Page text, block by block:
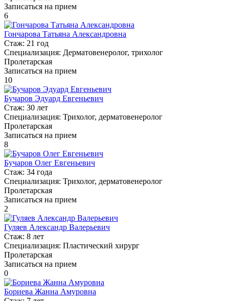
Записаться на прием
6
Гончарова Татьяна Александровна
Стаж: 21 год
Специализация: Дерматовенеролог, трихолог
Пролетарская
Записаться на прием
10
Бучаров Эдуард Евгеньевич
Стаж: 30 лет
Специализация: Трихолог, дерматовенеролог
Пролетарская
Записаться на прием
8
Бучаров Олег Евгеньевич
Стаж: 34 года
Специализация: Трихолог, дерматовенеролог
Пролетарская
Записаться на прием
2
Гуляев Александр Валерьевич
Стаж: 8 лет
Специализация: Пластический хирург
Пролетарская
Записаться на прием
0
Бориева Жанна Амуровна